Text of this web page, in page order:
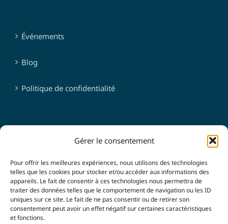
Gérer le consentement
Pour offrir les meilleures expériences, nous utilisons des technologies
telles que les cookies pour stocker et/ou accéder aux informations des
appareils. Le fait de consentir à ces technologies nous permettra de
traiter des données telles que le comportement de navigation ou les ID
uniques sur ce site. Le fait de ne pas consentir ou de retirer son
consentement peut avoir un effet négatif sur certaines caractéristiques
et fonctions.
Événements
Blog
Politique de confidentialité